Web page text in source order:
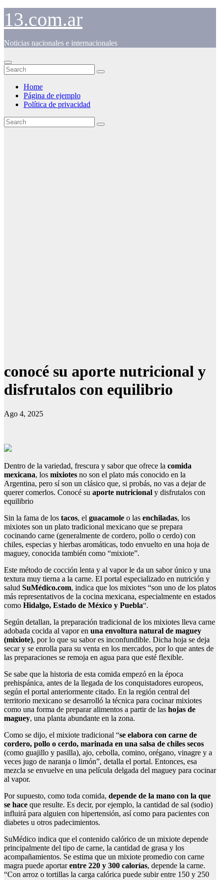
Skip
content
13.com.ar
Noticias nacionales e internacionales
Home
Página de ejemplo
Política de privacidad
conocé su aporte nutricional y
disfrutalos con equilibrio
Ago 4, 2025
Dentro de la variedad, frescura y sabor que ofrece la comida
mexicana, los mixiotes no son el plato más conocido en la
Argentina, pero sí son un clásico que, si probás, no vas a dejar de
querer comerlos. Conocé su aporte nutricional y disfrutalos con
equilibrio
Sin la fama de los tacos, el guacamole o las enchiladas, los
mixiotes son un plato tradicional mexicano que se prepara
cocinando carne (generalmente de cordero, pollo o cerdo) con
chiles, especias y hierbas aromáticas, todo envuelto en una hoja de
maguey, conocida también como “mixiote”.
Este método de cocción lenta y al vapor le da un sabor único y una
textura muy tierna a la carne. El portal especializado en nutrición y
salud SuMédico.com, indica que los mixiotes “son uno de los platos
más representativos de la cocina mexicana, especialmente en estados
como Hidalgo, Estado de México y Puebla“.
Según detallan, la preparación tradicional de los mixiotes lleva carne
adobada cocida al vapor en una envoltura natural de maguey
(mixiote), por lo que su sabor es inconfundible. Dicha hoja se deja
secar y se enrolla para su venta en los mercados, por lo que antes de
las preparaciones se remoja en agua para que esté flexible.
Se sabe que la historia de esta comida empezó en la época
prehispánica, antes de la llegada de los conquistadores europeos,
según el portal anteriormente citado. En la región central del
territorio mexicano se desarrolló la técnica para cocinar mixiotes
como una forma de preparar alimentos a partir de las hojas de
maguey, una planta abundante en la zona.
Como se dijo, el mixiote tradicional “se elabora con carne de
cordero, pollo o cerdo, marinada en una salsa de chiles secos
(como guajillo y pasilla), ajo, cebolla, comino, orégano, vinagre y a
veces jugo de naranja o limón”, detalla el portal. Entonces, esa
mezcla se envuelve en una película delgada del maguey para cocinar
al vapor.
Por supuesto, como toda comida, depende de la mano con la que
se hace que resulte. Es decir, por ejemplo, la cantidad de sal (sodio)
influirá para alguien con hipertensión, así como para pacientes con
diabetes u otros padecimientos.
SuMédico indica que el contenido calórico de un mixiote depende
principalmente del tipo de carne, la cantidad de grasa y los
acompañamientos. Se estima que un mixiote promedio con carne
magra puede aportarentre 220 y 300 calorías, depende la carne.
“Con arroz o tortillas la carga calórica puede subir entre 150 y 250